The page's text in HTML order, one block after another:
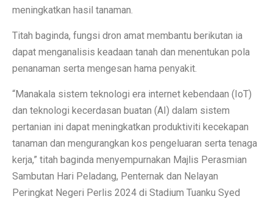
meningkatkan hasil tanaman.
Titah baginda, fungsi dron amat membantu berikutan ia
dapat menganalisis keadaan tanah dan menentukan pola
penanaman serta mengesan hama penyakit.
“Manakala sistem teknologi era internet kebendaan (IoT)
dan teknologi kecerdasan buatan (AI) dalam sistem
pertanian ini dapat meningkatkan produktiviti kecekapan
tanaman dan mengurangkan kos pengeluaran serta tenaga
kerja,” titah baginda menyempurnakan Majlis Perasmian
Sambutan Hari Peladang, Penternak dan Nelayan
Peringkat Negeri Perlis 2024 di Stadium Tuanku Syed